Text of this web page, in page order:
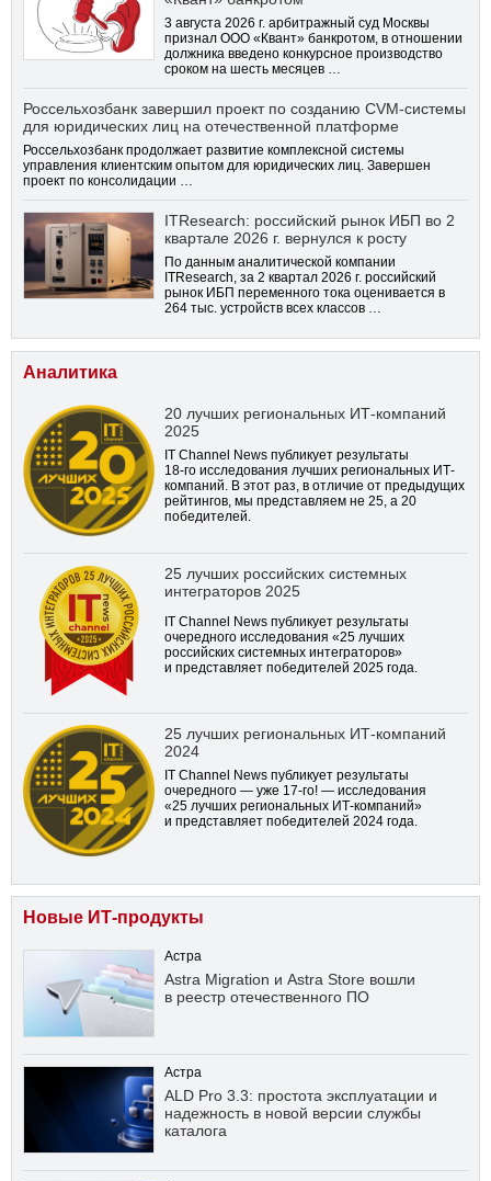
3 августа 2026 г. арбитражный суд Москвы
признал ООО «Квант» банкротом, в отношении
должника введено конкурсное производство
сроком на шесть месяцев …
Россельхозбанк завершил проект по созданию CVM-системы
для юридических лиц на отечественной платформе
Россельхозбанк продолжает развитие комплексной системы
управления клиентским опытом для юридических лиц. Завершен
проект по консолидации …
ITResearch: российский рынок ИБП во 2
квартале 2026 г. вернулся к росту
По данным аналитической компании
ITResearch, за 2 квартал 2026 г. российский
рынок ИБП переменного тока оценивается в
264 тыс. устройств всех классов …
Аналитика
20 лучших региональных ИТ-компаний
2025
IT Channel News публикует результаты
18-го исследования лучших региональных ИТ-
компаний. В этот раз, в отличие от предыдущих
рейтингов, мы представляем не 25, а 20
победителей.
25 лучших российских системных
интеграторов 2025
IT Channel News публикует результаты
очередного исследования «25 лучших
российских системных интеграторов»
и представляет победителей 2025 года.
25 лучших региональных ИТ-компаний
2024
IT Channel News публикует результаты
очередного — уже 17-го! — исследования
«25 лучших региональных ИТ-компаний»
и представляет победителей 2024 года.
Новые ИТ-продукты
Астра
Astra Migration и Astra Store вошли
в реестр отечественного ПО
Астра
ALD Pro 3.3: простота эксплуатации и
надежность в новой версии службы
каталога